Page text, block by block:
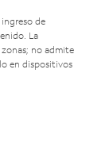
de
La
no admite
en dispositivos